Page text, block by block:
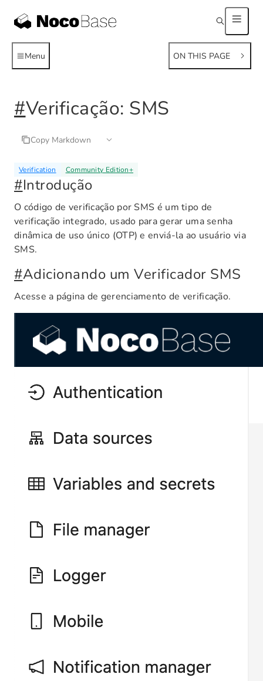
Menu ON THIS PAGE
#Verificação: SMS
Copy Markdown
Verification Community Edition+
#Introdução
O código de verificação por SMS é um tipo de
verificação integrado, usado para gerar uma senha
dinâmica de uso único (OTP) e enviá-la ao usuário via
SMS.
#Adicionando um Verificador SMS
Acesse a página de gerenciamento de verificação.